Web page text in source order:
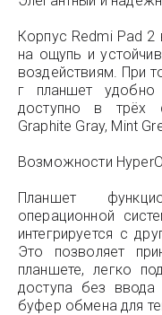
Корпус Redmi Pad 2
на ощупь и
воздействиям. При
г планшет
доступно в трёх
Graphite Gray, Mint
Возможности
Планшет
операционной
интегрируется с
Это позволяет
планшете, легко
доступа без
буфер обмена для